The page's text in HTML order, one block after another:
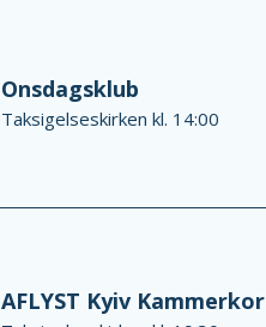
Onsdagsklub
Taksigelseskirken kl. 14:00
AFLYST Kyiv Kammerkor